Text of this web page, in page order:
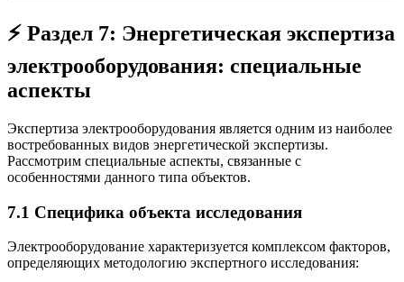
⚡ Раздел 7: Энергетическая экспертиза
электрооборудования: специальные
аспекты
Экспертиза электрооборудования является одним из наиболее
востребованных видов энергетической экспертизы.
Рассмотрим специальные аспекты, связанные с
особенностями данного типа объектов.
7.1 Специфика объекта исследования
Электрооборудование характеризуется комплексом факторов,
определяющих методологию экспертного исследования: